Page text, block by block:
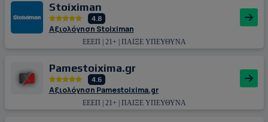
Stoiximan
4.8
Αξιολόγηση Stoiximan
ΕΕΕΠ | 21+ | ΠΑΙΞΕ ΥΠΕΥΘΥΝΑ
Pamestoixima.gr
4.6
Αξιολόγηση Pamestoixima.gr
ΕΕΕΠ | 21+ | ΠΑΙΞΕ ΥΠΕΥΘΥΝΑ